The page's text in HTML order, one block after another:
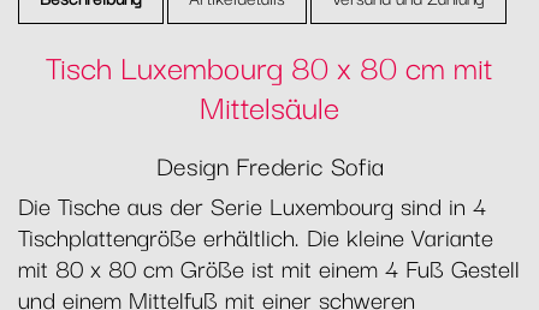
Tisch Luxembourg 80 x 80 cm mit
Mittelsäule
Design Frederic Sofia
Die Tische aus der Serie Luxembourg sind in 4
Tischplattengröße erhältlich. Die kleine Variante
mit 80 x 80 cm Größe ist mit einem 4 Fuß Gestell
und einem Mittelfuß mit einer schweren